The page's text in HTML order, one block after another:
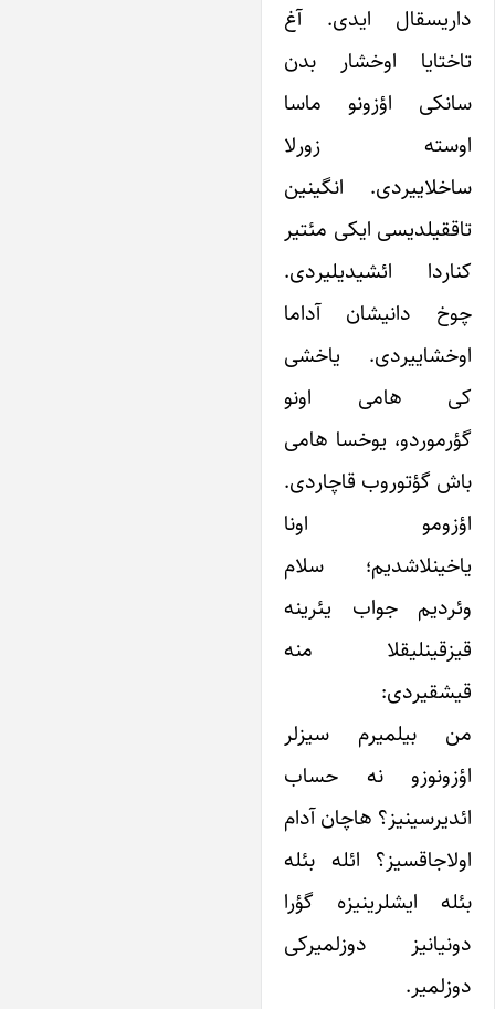
داریسقال ایدی. آغ
تاختایا اوخشار بدن
سانکی اؤزونو ماسا
اوسته زورلا
ساخلاییردی. انگینین
تاققیلدیسی ایکی مئتیر
کناردا ائشیدیلیردی.
چوخ دانیشان آداما
اوخشاییردی. یاخشی
کی هامی اونو
گؤرموردو، یوخسا هامی
باش گؤتوروب قاچاردی.
اؤزومو اونا
یاخینلاشدیم؛ سلام
وئردیم جواب یئرینه
قیزقینلیقلا منه
قیشقیردی:
من بیلمیرم سیزلر
اؤزونوزو نه حساب
ائدیرسینیز؟ هاچان آدام
اولاجاقسیز؟ ائله بئله
بئله ایشلرینیزه گؤرا
دونیانیز دوزلمیرکی
دوزلمیر.